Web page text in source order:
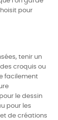
pour
tenir un
croquis ou
facilement
le dessin
pour les
de créations